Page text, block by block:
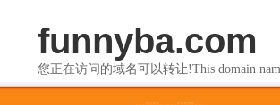
funnyba.com
您正在访问的域名可以转让!This domain